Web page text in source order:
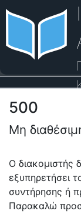
Οδηγός Βοήθειας
500
Μη
Ο διακομιστής
εξυπηρετήσει
συντήρησης ή
Παρακαλώ